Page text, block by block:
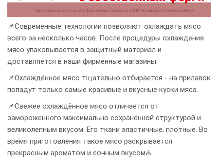
📌Современные технологии позволяют охлаждать мясо
всего за несколько часов. После процедуры охлаждения
мясо упаковывается в защитный материал и
доставляется в наши фирменные магазины.
📌Охлаждённое мясо тщательно отбирается - на прилавок
попадут только самые красивые и вкусные куски мяса.
📌Свежее охлаждённое мясо отличается от
замороженного максимально сохранённой структурой и
великолепным вкусом. Его ткани эластичные, плотные. Во
время приготовления такое мясо раскрывается
прекрасным ароматом и сочным вкусом♨️